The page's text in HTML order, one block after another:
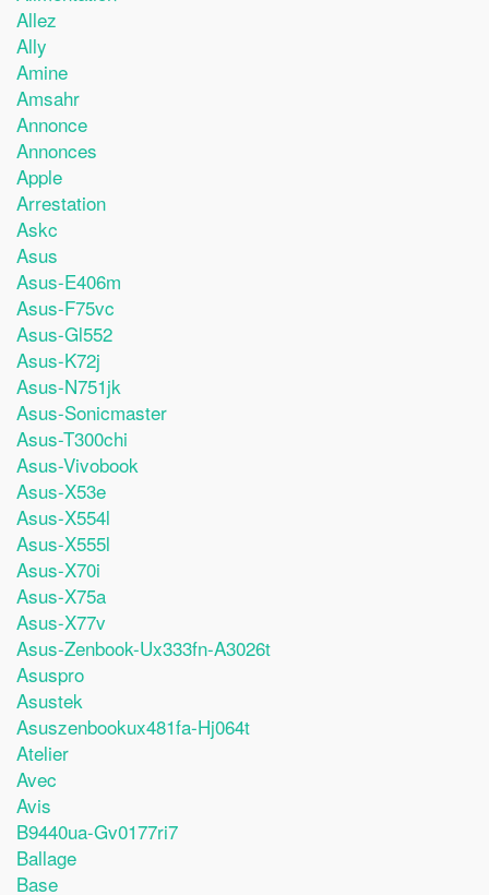
Allez
Ally
Amine
Amsahr
Annonce
Annonces
Apple
Arrestation
Askc
Asus
Asus-E406m
Asus-F75vc
Asus-Gl552
Asus-K72j
Asus-N751jk
Asus-Sonicmaster
Asus-T300chi
Asus-Vivobook
Asus-X53e
Asus-X554l
Asus-X555l
Asus-X70i
Asus-X75a
Asus-X77v
Asus-Zenbook-Ux333fn-A3026t
Asuspro
Asustek
Asuszenbookux481fa-Hj064t
Atelier
Avec
Avis
B9440ua-Gv0177ri7
Ballage
Base